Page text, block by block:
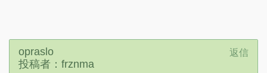
opraslo
投稿者：frznma
返信